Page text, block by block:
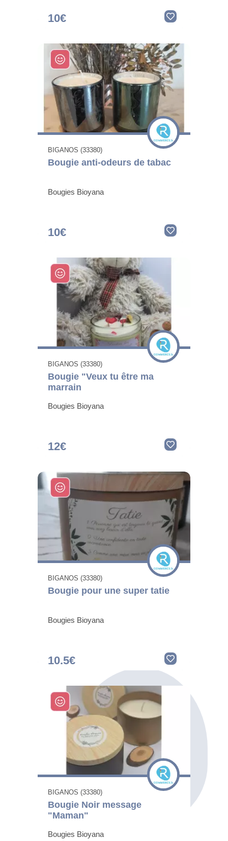
10€
BIGANOS (33380)
Bougie anti-odeurs de tabac
Bougies Bioyana
10€
BIGANOS (33380)
Bougie "Veux tu être ma
marrain
Bougies Bioyana
12€
BIGANOS (33380)
Bougie pour une super tatie
Bougies Bioyana
10.5€
BIGANOS (33380)
Bougie Noir message
"Maman"
Bougies Bioyana